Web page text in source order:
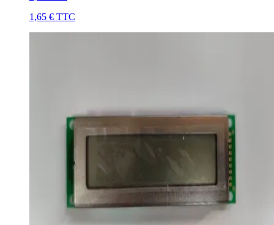
1,65 € TTC